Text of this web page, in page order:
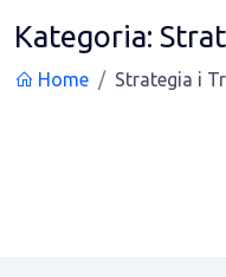
Kategoria:
Home Strategia i